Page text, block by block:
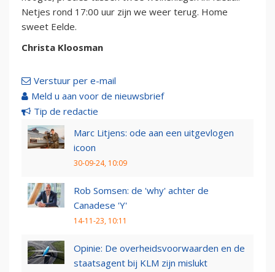
Netjes rond 17:00 uur zijn we weer terug. Home
sweet Eelde.
Christa Kloosman
Verstuur per e-mail
Meld u aan voor de nieuwsbrief
Tip de redactie
Marc Litjens: ode aan een uitgevlogen
icoon
30-09-24, 10:09
Rob Somsen: de 'why' achter de
Canadese 'Y'
14-11-23, 10:11
Opinie: De overheidsvoorwaarden en de
staatsagent bij KLM zijn mislukt